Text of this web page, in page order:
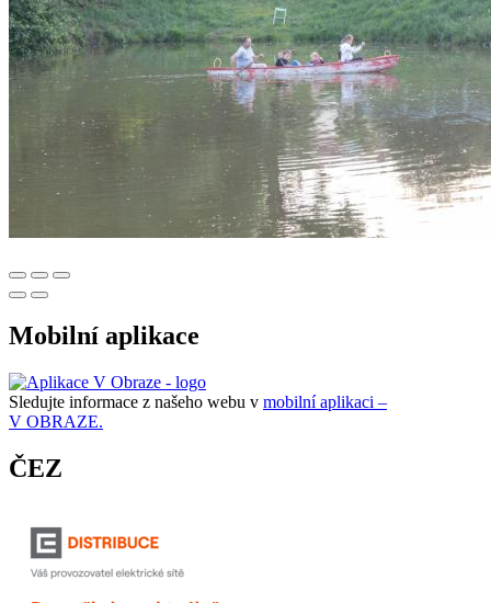
Mobilní aplikace
Sledujte informace z našeho webu v mobilní aplikaci –
V OBRAZE.
ČEZ